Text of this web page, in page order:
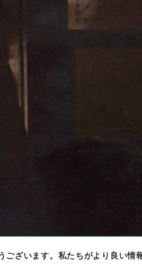
ございます。 私たちがより良い情